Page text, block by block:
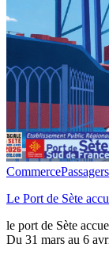
CommercePassagers
Le Port de Sète
le port de Sète
Du 31 mars au 6